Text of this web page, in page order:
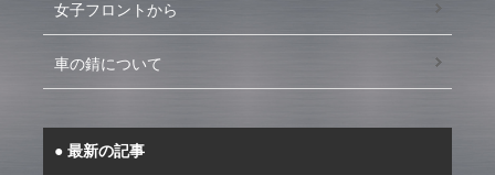
女子フロントから
車の錆について
最新の記事